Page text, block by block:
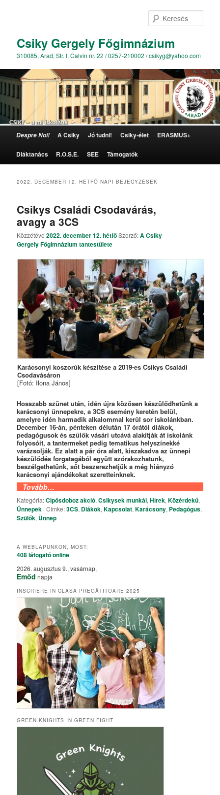
Csiky Gergely Főgimnázium
310085, Arad, Str. I. Calvin nr. 22 / 0257-210002 / csikyg@yahoo.com
Tovább az elsődleges tartalomra
Tovább a másodlagos tartalomra
Despre Noi! A Csiky Jó tudni! Csiky-élet ERASMUS+
Diáktanács R.O.S.E. SEE Támogatók
2022. DECEMBER 12. HÉTFŐ NAPI BEJEGYZÉSEK
Csikys Családi Csodavárás,
avagy a 3CS
Közzétéve2022. december 12. hétfőSzerző:A Csiky
Gergely Főgimnázium tantestülete
Karácsonyi koszorúk készítése a 2019-es Csikys Családi
Csodavásáron
[Fotó: Ilona János]
Hosszabb szünet után, idén újra közösen készülődhetünk a
karácsonyi ünnepekre, a 3CS esemény keretén belül,
amelyre idén harmadik alkalommal kerül sor iskolánkban.
December 16-án, pénteken délután 17 órától diákok,
pedagógusok és szülők vásári utcává alakítják át iskolánk
folyosóit, a tantermeket pedig tematikus helyszínekké
varázsolják. Ez alatt a pár óra alatt, kiszakadva az ünnepi
készülődés forgatagából együtt szórakozhatunk,
beszélgethetünk, sőt beszerezhetjük a még hiányzó
karácsonyi ajándékokat szeretteinknek.
Tovább…
Kategória:Cipősdoboz akció,Csikysek munkái,Hírek,Közérdekű,
Ünnepek |Címke:3CS, Diákok,Kapcsolat,Karácsony, Pedagógus,
Szülők, Ünnep
A WEBLAPUNKON, MOST:
408 látogatóonline
2026. augusztus 9., vasárnap,
Emőd napja
ÎNSCRIERE ÎN CLASA PREGĂTITOARE 2025
GREEN KNIGHTS IN GREEN FIGHT